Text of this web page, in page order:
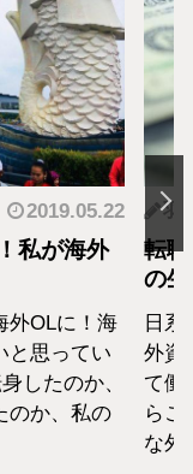
2019.05.22
私が海外
外OLに！海
と思ってい
したのか、
のか、私の
羽
転
の
日
外資
て働
らこ
な外